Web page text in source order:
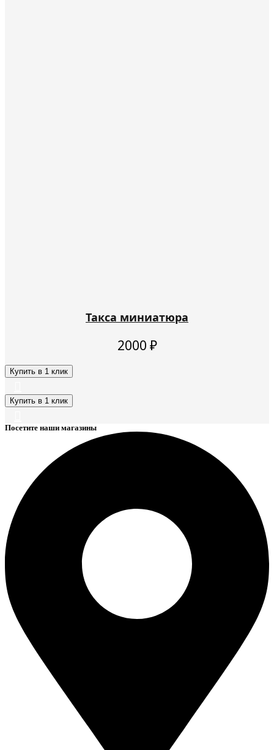
Такса миниатюра
2000 ₽
Купить в 1 клик
Купить в 1 клик
Посетите наши магазины